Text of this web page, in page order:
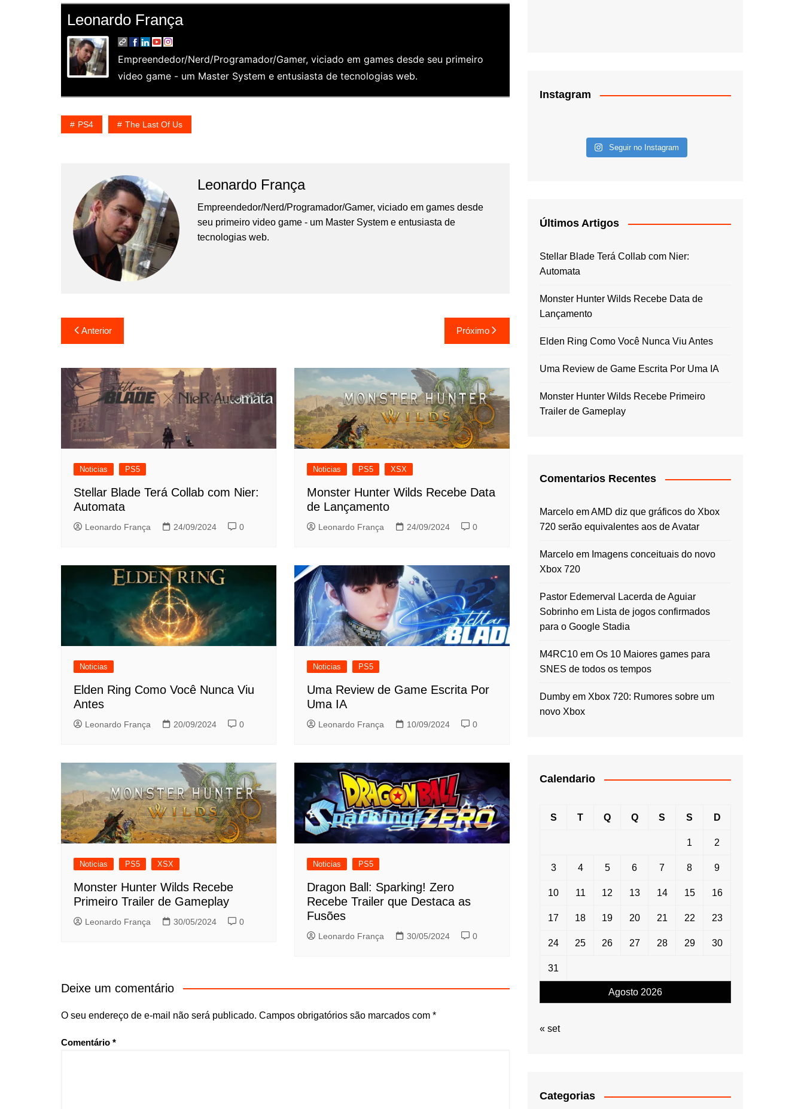
Leonardo França
Empreendedor/Nerd/Programador/Gamer, viciado em games desde seu primeiro
video game - um Master System e entusiasta de tecnologias web.
PS4 The Last Of Us
Leonardo França
Empreendedor/Nerd/Programador/Gamer, viciado em games desde
seu primeiro video game - um Master System e entusiasta de
tecnologias web.
Navegação
de
Post
Anterior Próximo
Noticias PS5
Stellar Blade Terá Collab com Nier:
Automata
Leonardo França 24/09/2024 0
Noticias PS5 XSX
Monster Hunter Wilds Recebe Data
de Lançamento
Leonardo França 24/09/2024 0
Noticias
Elden Ring Como Você Nunca Viu
Antes
Leonardo França 20/09/2024 0
Noticias PS5
Uma Review de Game Escrita Por
Uma IA
Leonardo França 10/09/2024 0
Noticias PS5 XSX
Monster Hunter Wilds Recebe
Primeiro Trailer de Gameplay
Leonardo França 30/05/2024 0
Noticias PS5
Dragon Ball: Sparking! Zero
Recebe Trailer que Destaca as
Fusões
Leonardo França 30/05/2024 0
Deixe um comentário
O seu endereço de e-mail não será publicado. Campos obrigatórios são marcados com *
Comentário *
Instagram
Seguir no Instagram
Últimos Artigos
Stellar Blade Terá Collab com Nier:
Automata
Monster Hunter Wilds Recebe Data de
Lançamento
Elden Ring Como Você Nunca Viu Antes
Uma Review de Game Escrita Por Uma IA
Monster Hunter Wilds Recebe Primeiro
Trailer de Gameplay
Comentarios Recentes
Marcelo emAMD diz que gráficos do Xbox
720 serão equivalentes aos de Avatar
Marcelo em Imagens conceituais do novo
Xbox 720
Pastor Edemerval Lacerda de Aguiar
Sobrinho em Lista de jogos confirmados
para o Google Stadia
M4RC10 em Os 10 Maiores games para
SNES de todos os tempos
Dumby em Xbox 720: Rumores sobre um
novo Xbox
Calendario
Agosto 2026
S T Q Q S S D
1 2
3 4 5 6 7 8 9
10 11 12 13 14 15 16
17 18 19 20 21 22 23
24 25 26 27 28 29 30
31
« set
Categorias